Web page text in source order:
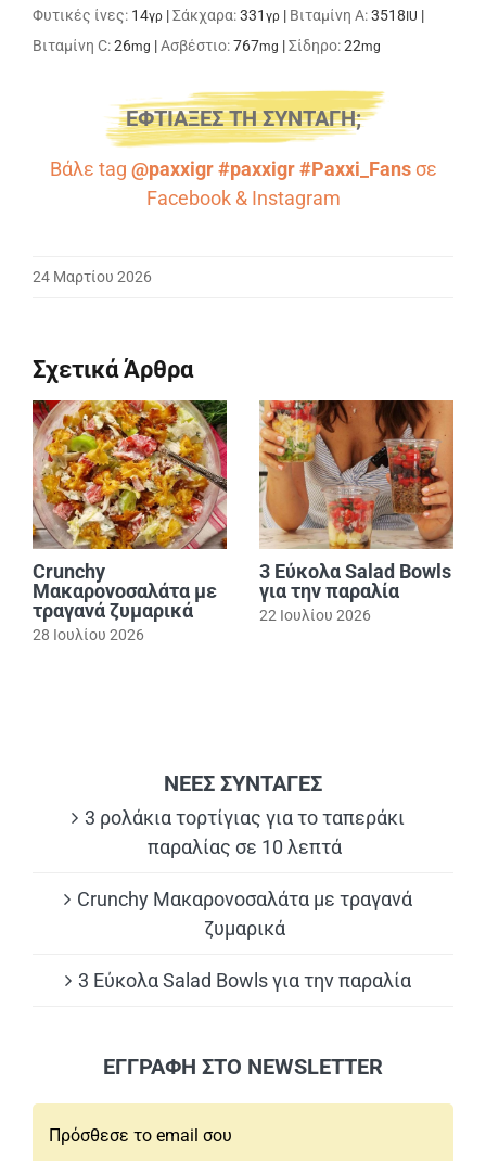
Φυτικές ίνες: 14γρ |Σάκχαρα:331 γρ | Βιταμίνη A:3518 IU |
Βιταμίνη C:26mg |Ασβέστιο:767mg |Σίδηρο:22mg
ΕΦΤΙΑΞΕΣ ΤΗ ΣΥΝΤΑΓΗ;
Βάλε tag @paxxigr #paxxigr #Paxxi_Fansσε
Facebook& Instagram
24 Μαρτίου 2026
Σχετικά Άρθρα
Crunchy
Μακαρονοσαλάτα με
τραγανά ζυμαρικά
28 Ιουλίου 2026
3 Εύκολα Salad Bowls
για την παραλία
22 Ιουλίου 2026
ΝΕΕΣ ΣΥΝΤΑΓΕΣ
3 ρολάκια τορτίγιας για το ταπεράκι
παραλίας σε 10 λεπτά
Crunchy Μακαρονοσαλάτα με τραγανά
ζυμαρικά
3 Εύκολα Salad Bowls για την παραλία
ΕΓΓΡΑΦΗ ΣΤΟ NEWSLETTER